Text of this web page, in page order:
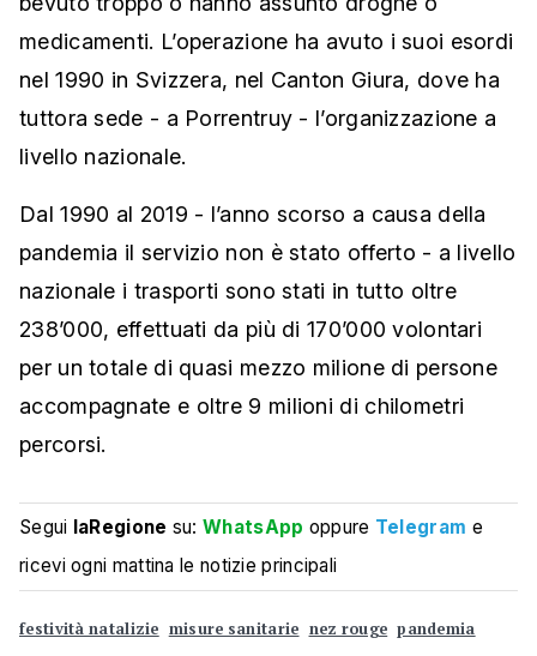
medicamenti. L’operazione ha avuto i suoi esordi
nel 1990 in Svizzera, nel Canton Giura, dove ha
tuttora sede - a Porrentruy - l’organizzazione a
livello nazionale.
Dal 1990 al 2019 - l’anno scorso a causa della
pandemia il servizio non è stato offerto - a livello
nazionale i trasporti sono stati in tutto oltre
238’000, effettuati da più di 170’000 volontari
per un totale di quasi mezzo milione di persone
accompagnate e oltre 9 milioni di chilometri
percorsi.
Segui laRegione su:WhatsApp oppure Telegram e
ricevi ogni mattina le notizie principali
festività natalizie misure sanitarie nez rouge pandemia